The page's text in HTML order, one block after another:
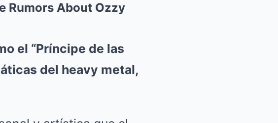
Rumors About Ozzy
el “Príncipe de las
del heavy metal,